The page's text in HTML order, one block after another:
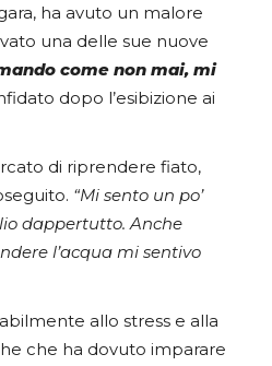
ha avuto un malore
una delle sue nuove
come non mai, mi
dopo l’esibizione ai
di riprendere fiato,
“Mi sento un po’
dappertutto. Anche
l’acqua mi sentivo
allo stress e alla
che ha dovuto imparare